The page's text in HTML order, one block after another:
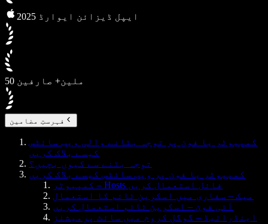
2025 ایپل ڈیزائن ایوارڈ
50 ملین+ صارفین
فہرستِ مضامین
کمپیوٹر یا فون پر توجہ بٹانے والی ویب سائٹس
کیسے بلاک کریں
توجہ بٹنے سے کیوں بچیں؟
کمپیوٹر یا فون پر ویب سائٹس کیسے بلاک کریں
کمپیوٹر – Hosts فائل استعمال کریں
میک – سفاری میں اسکرین ٹائم کا استعمال
آئی فون – اسکرین ٹائم استعمال کریں
اینڈرائیڈ – گوگل کروم میں سائٹ پرمیشنز